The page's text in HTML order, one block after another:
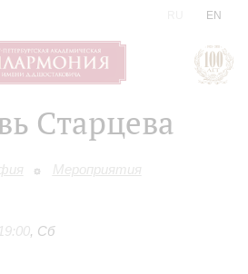
EN
Старцева
Мероприятия
19:00, Сб